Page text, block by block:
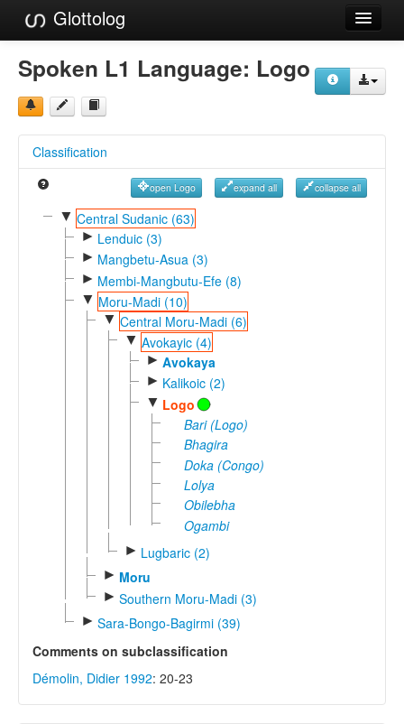
Glottolog
Languages
Families
References
Reference Search
GlottoScope
Spoken L1 Language: Logo
Classification
open Logo expand all collapse all
▼ Central Sudanic (63)
► Lenduic (3)
► Mangbetu-Asua (3)
► Membi-Mangbutu-Efe (8)
▼ Moru-Madi (10)
▼ Central Moru-Madi (6)
▼ Avokayic (4)
► Avokaya
► Kalikoic (2)
▼ Logo
Bari (Logo)
Bhagira
Doka (Congo)
Lolya
Obilebha
Ogambi
► Lugbaric (2)
► Moru
► Southern Moru-Madi (3)
► Sara-Bongo-Bagirmi (39)
Comments on subclassification
Démolin, Didier 1992: 20-23